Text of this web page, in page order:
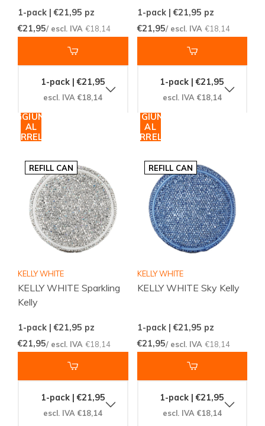
1-pack | €21,95 pz
€21,95/ escl. IVA €18,14
1-pack | €21,95
escl. IVA €18,14
AGGIUNGI
AL
CARRELLO
1-pack | €21,95 pz
€21,95/ escl. IVA €18,14
1-pack | €21,95
escl. IVA €18,14
AGGIUNGI
AL
CARRELLO
REFILL CAN
KELLY WHITE
KELLY WHITE Sparkling
Kelly
1-pack | €21,95 pz
€21,95/ escl. IVA €18,14
1-pack | €21,95
escl. IVA €18,14
REFILL CAN
KELLY WHITE
KELLY WHITE Sky Kelly
1-pack | €21,95 pz
€21,95/ escl. IVA €18,14
1-pack | €21,95
escl. IVA €18,14